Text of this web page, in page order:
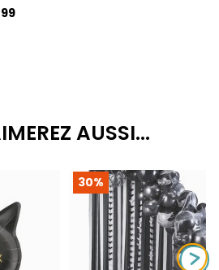
AUSSI...
30%